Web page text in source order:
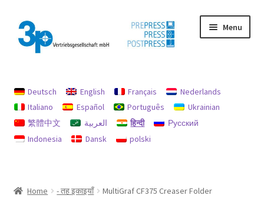
Skip
to
navigation
Skip
to
content
Menu
छाप
डेटा सुरक्षा
Deutsch English Français
Nederlands
Italiano
Español Português
Ukrainian
繁體中文
العربية हिन्दी
Русский
Indonesia
Dansk polski
Home - तह इकाइयाँ MultiGraf CF375 Creaser Folder